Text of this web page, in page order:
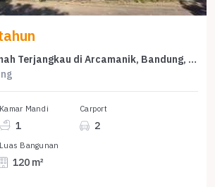
Dikontrakkan Rumah Terjangkau di Arcamanik, Bandung, LT 144m²
Kamar Mandi
1
Carport
2
Luas Bangunan
120 m²